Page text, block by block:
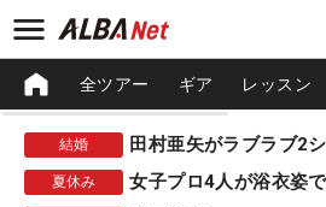
全ツアー ギア レッスン
結婚 田村亜矢がラブラブ2
夏休み 女子プロ4人が浴衣姿